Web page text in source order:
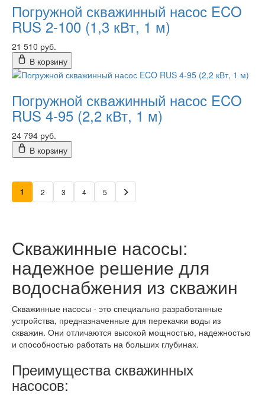
Погружной скважинный насос ECO
RUS 2-100 (1,3 кВт, 1 м)
21 510 руб.
В корзину
Погружной скважинный насос ECO
RUS 4-95 (2,2 кВт, 1 м)
24 794 руб.
В корзину
1 2 3 4 5
Скважинные насосы:
надежное решение для
водоснабжения из скважин
Скважинные насосы - это специально разработанные
устройства, предназначенные для перекачки воды из
скважин. Они отличаются высокой мощностью, надежностью
и способностью работать на больших глубинах.
Преимущества скважинных
насосов: